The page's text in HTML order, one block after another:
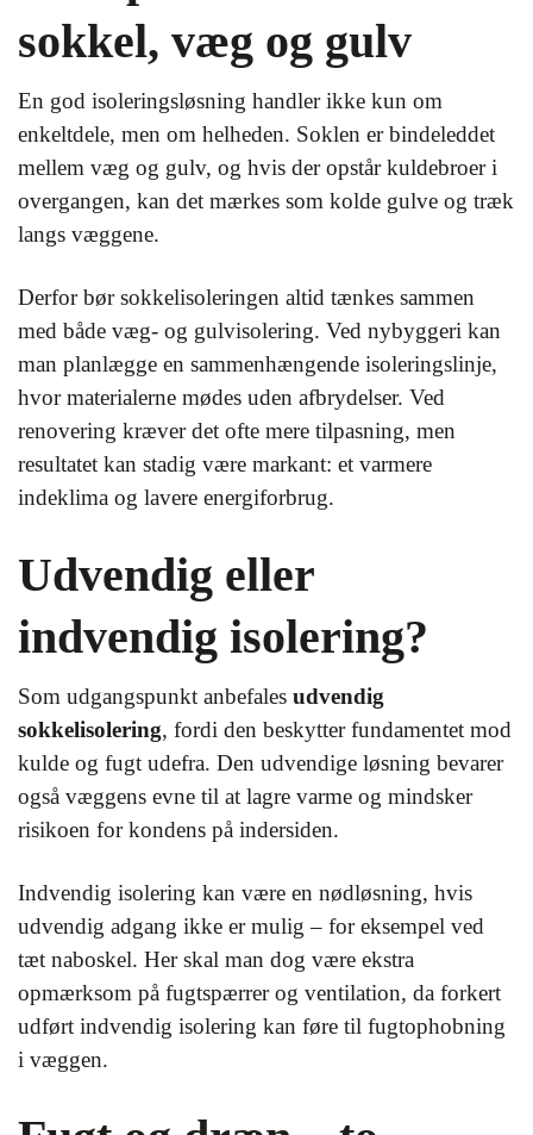
sokkel, væg og gulv
En god isoleringsløsning handler ikke kun om
enkeltdele, men om helheden. Soklen er bindeleddet
mellem væg og gulv, og hvis der opstår kuldebroer i
overgangen, kan det mærkes som kolde gulve og træk
langs væggene.
Derfor bør sokkelisoleringen altid tænkes sammen
med både væg- og gulvisolering. Ved nybyggeri kan
man planlægge en sammenhængende isoleringslinje,
hvor materialerne mødes uden afbrydelser. Ved
renovering kræver det ofte mere tilpasning, men
resultatet kan stadig være markant: et varmere
indeklima og lavere energiforbrug.
Udvendig eller
indvendig isolering?
Som udgangspunkt anbefales udvendig
sokkelisolering, fordi den beskytter fundamentet mod
kulde og fugt udefra. Den udvendige løsning bevarer
også væggens evne til at lagre varme og mindsker
risikoen for kondens på indersiden.
Indvendig isolering kan være en nødløsning, hvis
udvendig adgang ikke er mulig – for eksempel ved
tæt naboskel. Her skal man dog være ekstra
opmærksom på fugtspærrer og ventilation, da forkert
udført indvendig isolering kan føre til fugtophobning
i væggen.